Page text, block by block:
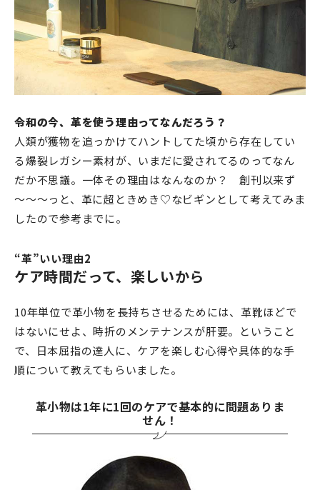
令和の今、革を使う理由ってなんだろう？
人類が獲物を追っかけてハントしてた頃から存在してい
る爆裂レガシー素材が、いまだに愛されてるのってなん
だか不思議。一体その理由はなんなのか？ 創刊以来ず
～～～っと、革に超ときめき♡なビギンとして考えてみま
したので参考までに。
“革”いい理由2
ケア時間だって、楽しいから
10年単位で革小物を長持ちさせるためには、革靴ほどで
はないにせよ、時折のメンテナンスが肝要。ということ
で、日本屈指の達人に、ケアを楽しむ心得や具体的な手
順について教えてもらいました。
革小物は1年に1回のケアで基本的に問題ありま
せん！